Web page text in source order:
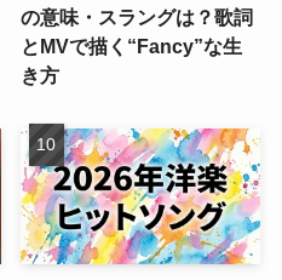
の意味・スラングは？歌詞
とMVで描く“Fancy”な生
き方